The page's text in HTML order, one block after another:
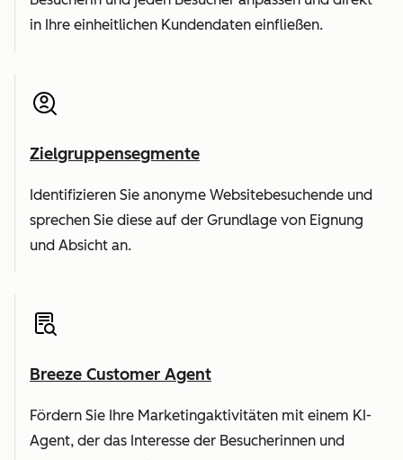
in Ihre einheitlichen Kundendaten einfließen.
Zielgruppensegmente
Identifizieren Sie anonyme Websitebesuchende und
sprechen Sie diese auf der Grundlage von Eignung
und Absicht an.
Breeze Customer Agent
Fördern Sie Ihre Marketingaktivitäten mit einem KI-
Agent, der das Interesse der Besucherinnen und